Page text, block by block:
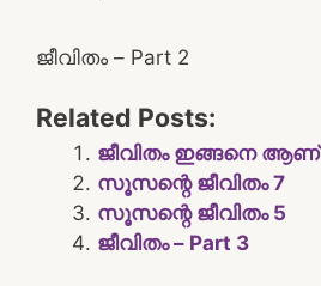
ജീവിതം – Part 2
Related Posts:
ജീവിതം ഇങ്ങനെ ആണ്
സൂസന്റെ ജീവിതം 7
സൂസന്റെ ജീവിതം 5
ജീവിതം – Part 3